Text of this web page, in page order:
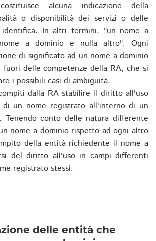
alcuna indicazione della
o disponibilità dei servizi o delle
In altri termini, "un nome a
a dominio e nulla altro". Ogni
di significato ad un nome a dominio
delle competenze della RA, che si
i possibili casi di ambiguità.
dalla RA stabilire il diritto all'uso
un nome registrato all'interno di un
Tenendo conto delle natura differente
nome a dominio rispetto ad ogni altro
della entità richiedente il nome a
del diritto all'uso in campi differenti
registrato stessi.
delle entità che